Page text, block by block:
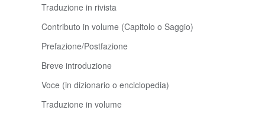
Traduzione in rivista
Contributo in volume (Capitolo o Saggio)
Prefazione/Postfazione
Breve introduzione
Voce (in dizionario o enciclopedia)
Traduzione in volume